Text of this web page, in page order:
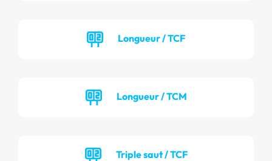
Longueur / TCF
Longueur / TCM
Triple saut / TCF